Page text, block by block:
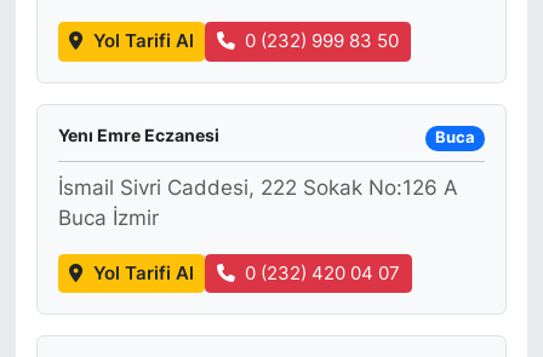
Yol Tarifi Al 0 (232) 999 83 50
Yenı Emre Eczanesi Buca
İsmail Sivri Caddesi, 222 Sokak No:126 A
Buca İzmir
Yol Tarifi Al 0 (232) 420 04 07